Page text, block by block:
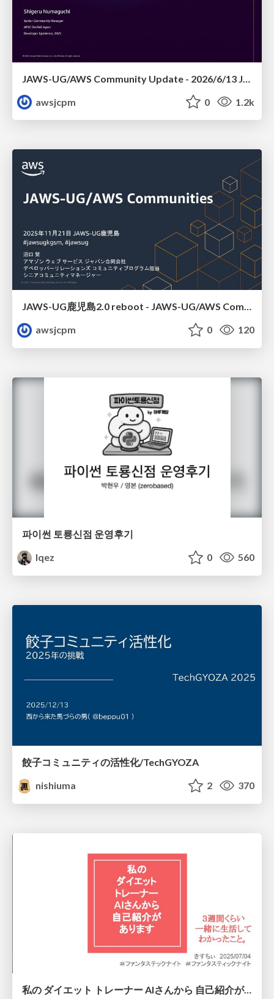
awsjcpm
0 1.2k
JAWS-UG鹿児島2.0 reboot - JAWS-UG/AWS Communitiesのご紹介
awsjcpm
0 120
파이썬 토룡신점 운영후기
lqez
0 560
餃子コミュニティの活性化/TechGYOZA
nishiuma
2 370
私の ダイエット トレーナー AIさんから 自己紹介が あります